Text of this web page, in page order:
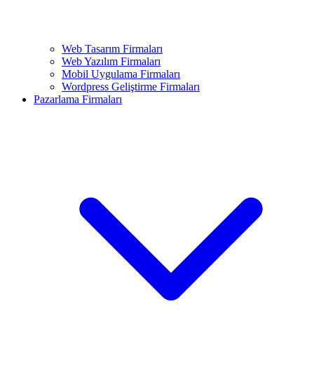
Web Tasarım Firmaları
Web Yazılım Firmaları
Mobil Uygulama Firmaları
Wordpress Geliştirme Firmaları
Pazarlama Firmaları